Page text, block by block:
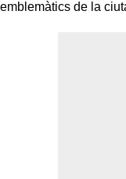
emblemàtics de la